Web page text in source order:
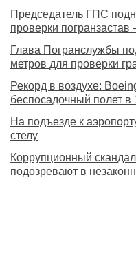
Председатель ГПС
проверки
Глава Погранслужбы
метров для проверки
Рекорд в воздухе:
беспосадочный полет в
На подъезде к
стелу
Коррупционный
подозревают в